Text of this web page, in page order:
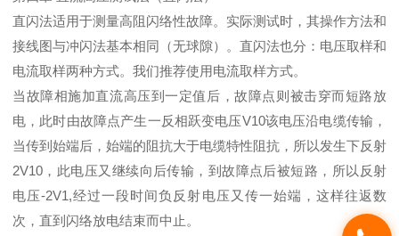
直闪法适用于测量高阻闪络性故障。实际测试时，其操作方法和
接线图与冲闪法基本相同（无球隙）。直闪法也分：电压取样和
电流取样两种方式。我们推荐使用电流取样方式。
当故障相施加直流高压到一定值后，故障点则被击穿而短路放
电，此时由故障点产生一反相跃变电压V10该电压沿电缆传输，
当传到始端后，始端的阻抗大于电缆特性阻抗，所以发生下反射
2V10，此电压又继续向后传输，到故障点后被短路，所以反射
电压-2V1,经过一段时间负反射电压又传一始端，这样往返数
次，直到闪络放电结束而中止。